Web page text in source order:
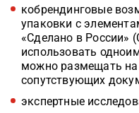
кобрендинговые
упаковки с
«Сделано в России»
использовать
можно размещать на
сопутствующих
экспертные